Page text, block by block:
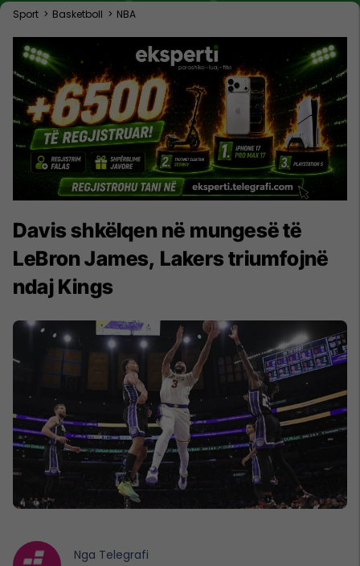
Sport > Basketboll > NBA
Davis shkëlqen në mungesë të
LeBron James, Lakers triumfojnë
ndaj Kings
Nga Telegrafi